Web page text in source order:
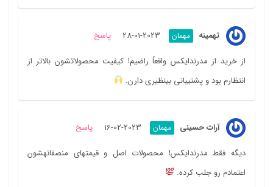
تهمینه مهمان 2023-01-28 پاسخ
از خرید از مدرندایکس واقعاً راضیم! کیفیت محصولاتشون بالاتر از
انتظارم بود و پشتیبانی بینظیری دارن.
آرات حسینی مهمان 2023-02-16 پاسخ
دیگه فقط مدرندایکس! محصولات اصل و قیمتهای منصفانهشون
اعتمادم رو جلب کرده.